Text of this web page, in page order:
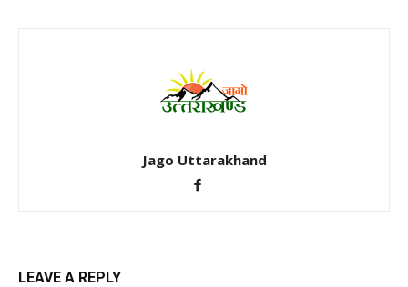
Jago Uttarakhand
LEAVE A REPLY